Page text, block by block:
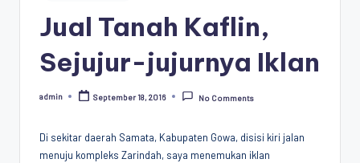
Center
Peace,
and
(CPCD)
Universitas
Jual Tanah Kaflin,
Sejujur-jujurnya Iklan
Posted
admin September 18, 2016 No Comments
Di sekitar daerah Samata, Kabupaten Gowa, disisi kiri jalan
menuju kompleks Zarindah, saya menemukan iklan